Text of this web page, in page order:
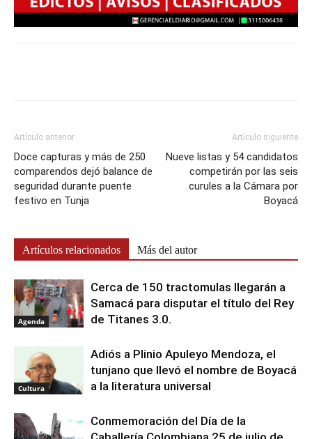
Artículo anterior
Doce capturas y más de 250
comparendos dejó balance de
seguridad durante puente
festivo en Tunja
Artículo siguiente
Nueve listas y 54 candidatos
competirán por las seis
curules a la Cámara por
Boyacá
Artículos relacionados Más del autor
Agenda
Cerca de 150 tractomulas llegarán a
Samacá para disputar el título del Rey
de Titanes 3.0.
Cultura
Adiós a Plinio Apuleyo Mendoza, el
tunjano que llevó el nombre de Boyacá
a la literatura universal
Conmemoración del Día de la